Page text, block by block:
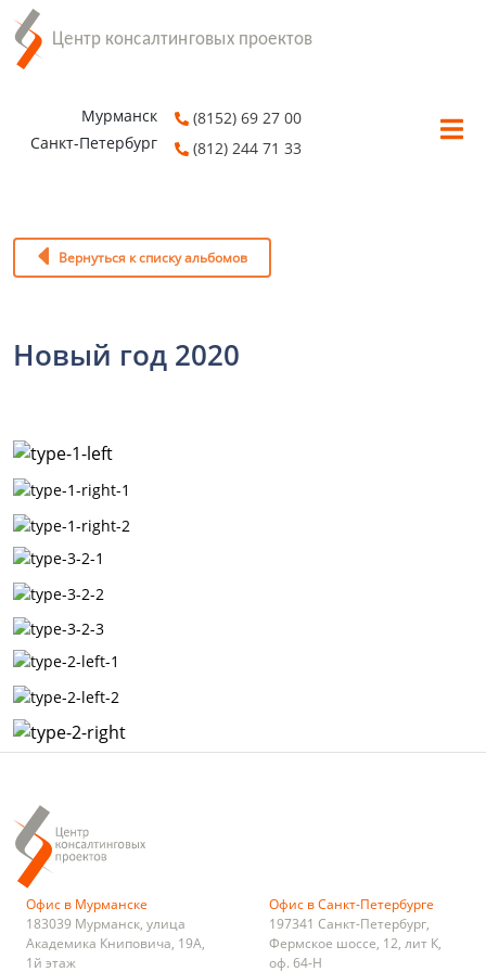
Мурманск
Санкт-Петербург
(8152) 69 27 00
(812) 244 71 33
Вернуться к списку альбомов
Новый год 2020
Офис в Мурманске
183039 Мурманск, улица
Академика Книповича, 19А,
1й этаж
Офис в Санкт-Петербурге
197341 Санкт-Петербург,
Фермское шоссе, 12, лит К,
оф. 64-Н